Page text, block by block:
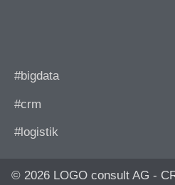
#bigdata
#crm
#logistik
© 2026 LOGO consult AG -